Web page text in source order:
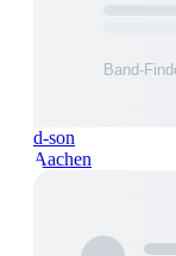
d-son
Aachen